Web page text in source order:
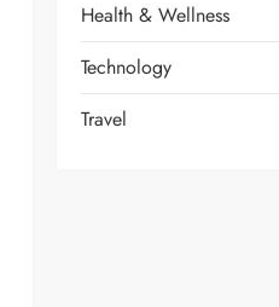
Health & Wellness
Technology
Travel